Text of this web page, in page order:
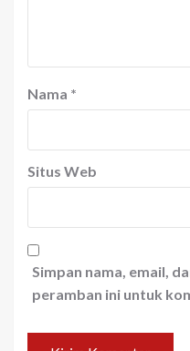
Nama *
Situs Web
Simpan nama, email,
peramban ini untuk